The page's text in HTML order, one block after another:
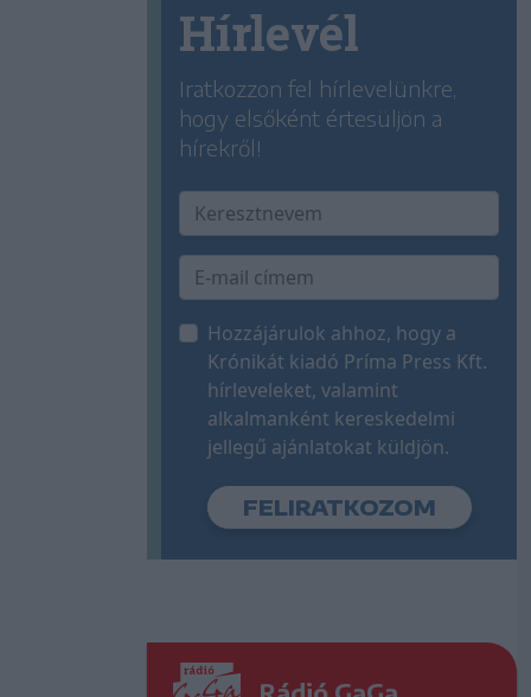
Hírlevél
Iratkozzon fel hírlevelünkre,
hogy elsőként értesüljön a
hírekről!
Hozzájárulok ahhoz, hogy a
Krónikát kiadó Príma Press Kft.
hírleveleket, valamint
alkalmanként kereskedelmi
jellegű ajánlatokat küldjön.